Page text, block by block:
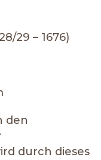
29 – 1676)
den
durch dieses